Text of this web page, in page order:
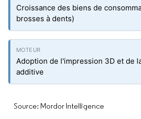
Croissance des biens de
brosses à dents)
Adoption de l'impression 3D et de
additive
Source: Mordor Intelligence